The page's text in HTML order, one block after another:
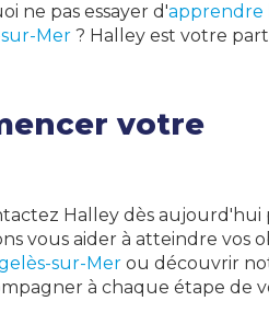
ne pas essayer d'apprendre
Mer ? Halley est votre
votre
Halley dès aujourd'hui
vous aider à atteindre vos
sur-Mer ou découvrir
à chaque étape de